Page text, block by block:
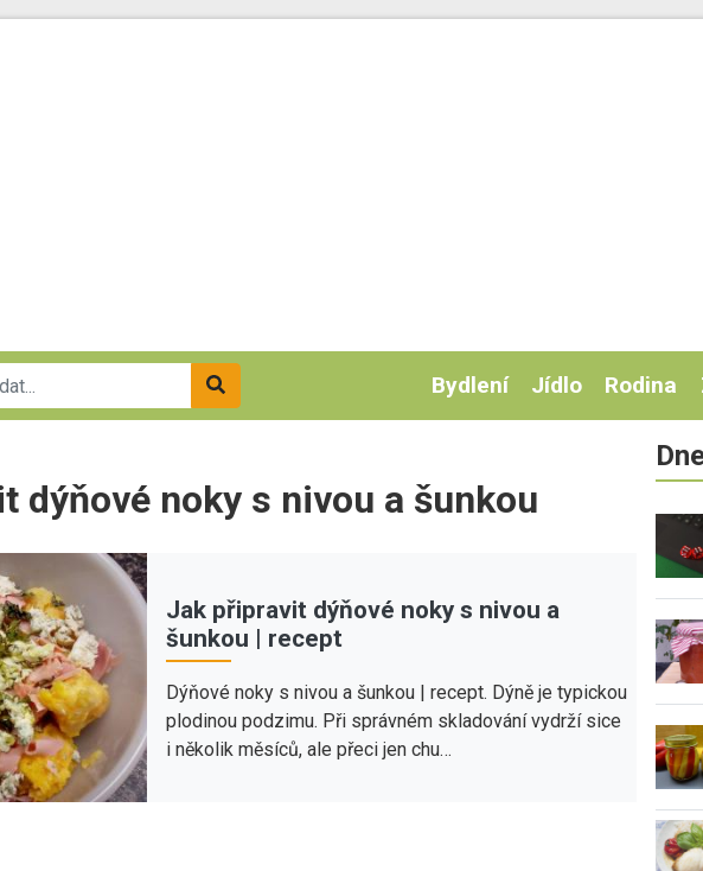
Bydlení Jídlo Rodina
dýňové noky s nivou a šunkou
Jak připravit dýňové noky s nivou a
šunkou | recept
Dýňové noky s nivou a šunkou | recept. Dýně je typickou
plodinou podzimu. Při správném skladování vydrží sice
i několik měsíců, ale přeci jen chu…